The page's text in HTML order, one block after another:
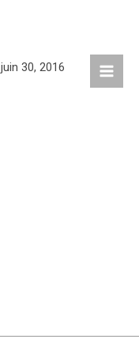
juin 30, 2016